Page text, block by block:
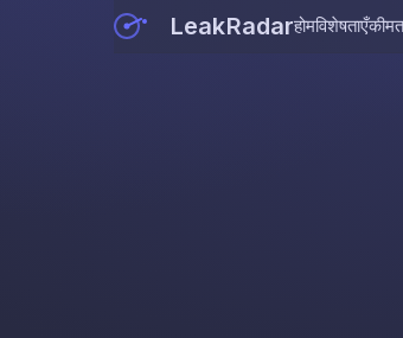
LeakRadarहोमविशेषताएँ